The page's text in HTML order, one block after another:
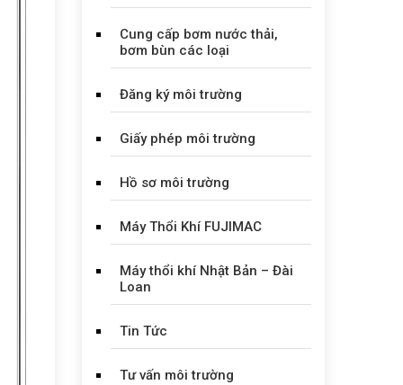
Cung cấp bơm nước thải,
bơm bùn các loại
Đăng ký môi trường
Giấy phép môi trường
Hồ sơ môi trường
Máy Thổi Khí FUJIMAC
Máy thổi khí Nhật Bản – Đài
Loan
Tin Tức
Tư vấn môi trường